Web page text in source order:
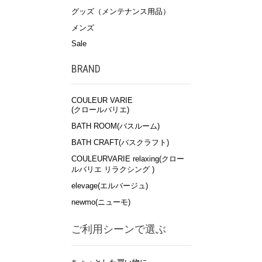
グッズ（メンテナンス用品）
メンズ
Sale
BRAND
COULEUR VARIE
(クロールバリエ)
BATH ROOM(バスルーム)
BATH CRAFT(バスクラフト)
COULEURVARIE relaxing(クロー
ルバリエ リラクシング )
elevage(エルバージュ)
newmo(ニューモ)
ご利用シーンで選ぶ